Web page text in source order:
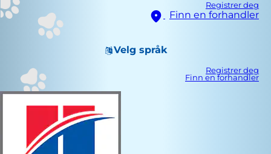
Registrer deg
Finn en forhandler
Velg språk
Registrer deg
Finn en forhandler